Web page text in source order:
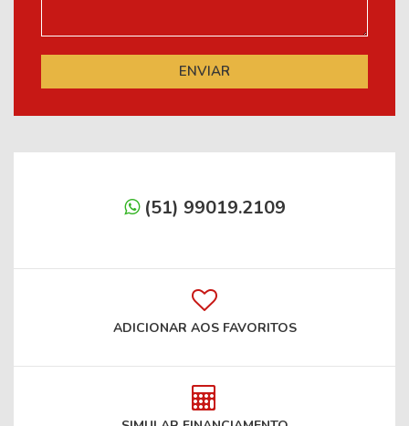
(51) 99019.2109
ADICIONAR AOS FAVORITOS